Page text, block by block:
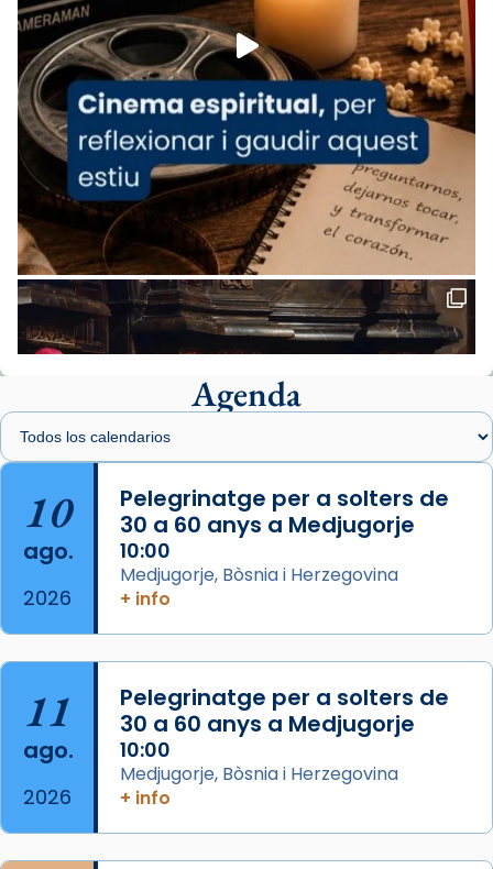
View on Facebook · Share
Arquebisbat de Barcelona
2 weeks ago
«Avui les santes Juliana i Semproniana ens
ajuden a alçar la mirada»
Mons. Sergi Gordo, bisbe de Tortosa, ha
presidit aquest 27 de juliol la missa de Les
Santes de Mataró.
🔗tinyurl.com/cvu5jmbk
📸 J. Merino
de Barcelona.
2 weeks ago
Aquest dilluns, 27 de juliol, ha tingut lloc la
missa d’acció de gràcies en agraïment al
comitè organitzador de la visita apostòlica
del Sant Pare Lleó XIV a Barcelona, i als
col·laboradors, a la Catedral de Barcelona.
L’arquebisbe de Barcelona, el cardenal Joan
Josep Omella, ha presidit la missa i l’ha
concelebrat el bisbe auxiliar de Barcelona,
Mons. David Abadías.
📸 Dr. G. Simón
Foto
Agenda
10
ago.
2026
Pelegrinatge per a solters de
30 a 60 anys a Medjugorje
10:00
Medjugorje, Bòsnia i Herzegovina
+ info
11
ago.
2026
Pelegrinatge per a solters de
30 a 60 anys a Medjugorje
10:00
Medjugorje, Bòsnia i Herzegovina
+ info